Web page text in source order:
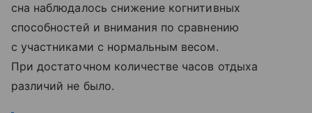
сна наблюдалось снижение когнитивных
способностей и внимания по сравнению
с участниками с нормальным весом.
При достаточном количестве часов отдыха
различий не было.